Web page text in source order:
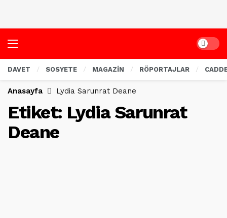
Dark
DAVET SOSYETE MAGAZİN RÖPORTAJLAR
Anasayfa Lydia Sarunrat Deane
Etiket: Lydia Sarunrat
Deane